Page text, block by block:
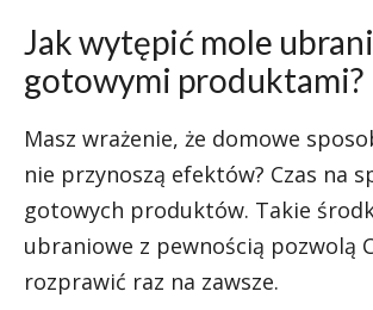
Jak wytępić mole
gotowymi produktami?
Masz wrażenie, że domowe
nie przynoszą efektów? Czas na
gotowych produktów. Takie
ubraniowe z pewnością pozwolą
rozprawić raz na zawsze.